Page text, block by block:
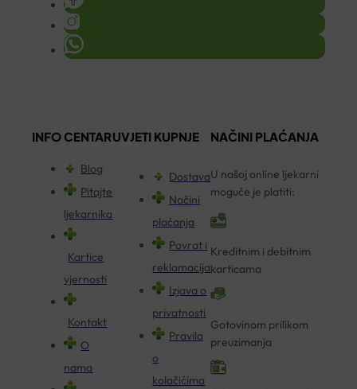
INFO CENTAR
Blog
Pitajte
ljekarnika
Kartice
vjernosti
Kontakt
O
nama
UVJETI KUPNJE
Dostava
Načini
plaćanja
Povrat i
reklamacija
Izjava o
privatnosti
Pravila
o
kolačićima
NAČINI PLAĆANJA
U našoj online ljekarni
moguće je platiti:
Kreditnim i debitnim
karticama
Gotovinom prilikom
preuzimanja